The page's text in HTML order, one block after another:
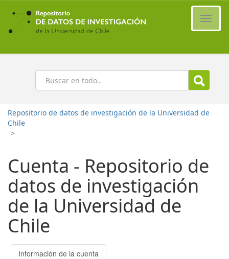
Ir
contenido
principal
Buscar
Repositorio de datos de investigación de la Universidad de
Chile
>
Cuenta - Repositorio de
datos de investigación
de la Universidad de
Chile
Información de la cuenta